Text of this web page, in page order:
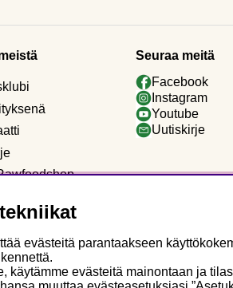
Seuraa meitä
Facebook
Instagram
Youtube
Uutiskirje
evästeitä parantaakseen
käytämme evästeitä mainontaan ja